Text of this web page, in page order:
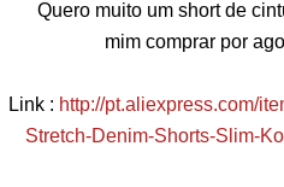
Quero muito um short de
mim comprar por
Link : http://pt.aliexpress.com/
Stretch-Denim-Shorts-Slim-